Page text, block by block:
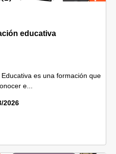
educativa
es una formación que
e...
2026